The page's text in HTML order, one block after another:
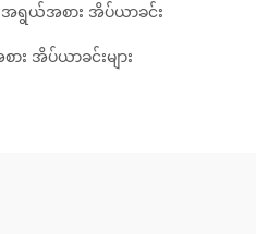
ရွယ်အစား အိပ်ယာခင်း
အိပ်ယာခင်းများ